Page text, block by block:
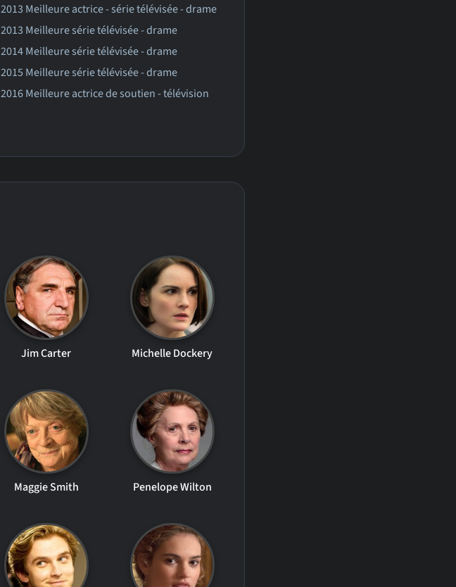
2013 Meilleure actrice - série télévisée - drame
2013 Meilleure série télévisée - drame
2014 Meilleure série télévisée - drame
2015 Meilleure série télévisée - drame
2016 Meilleure actrice de soutien - télévision
Jim Carter Michelle Dockery
Maggie Smith Penelope Wilton